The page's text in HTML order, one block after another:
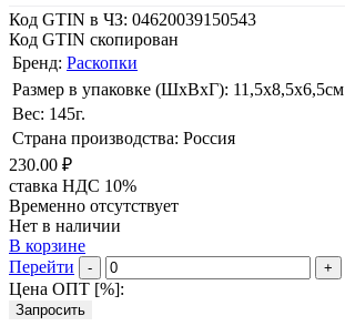
Код GTIN в ЧЗ: 04620039150543
Код GTIN скопирован
Бренд: Раскопки
Размер в упаковке (ШхВxГ): 11,5х8,5х6,5cм
Вес: 145г.
Страна производства: Россия
230.00 ₽
ставка НДС 10%
Временно отсутствует
Нет в наличии
В корзине
Перейти
- +
Цена ОПТ [%]:
Запросить